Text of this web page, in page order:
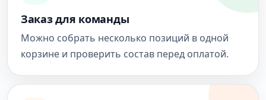
Заказ для команды
Можно собрать несколько позиций в одной
корзине и проверить состав перед оплатой.